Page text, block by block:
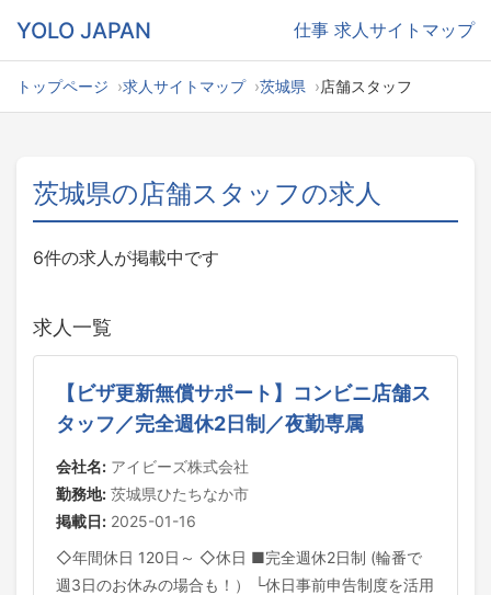
YOLO JAPAN 仕事 求人サイトマップ
トップページ 求人サイトマップ 茨城県 店舗スタッフ
茨城県の店舗スタッフの求人
6件の求人が掲載中です
求人一覧
【ビザ更新無償サポート】コンビニ店舗ス
タッフ／完全週休2日制／夜勤専属
会社名: アイビーズ株式会社
勤務地: 茨城県ひたちなか市
掲載日: 2025-01-16
◇年間休日 120日～ ◇休日 ■完全週休2日制 (輪番で
週3日のお休みの場合も！） └休日事前申告制度を活用